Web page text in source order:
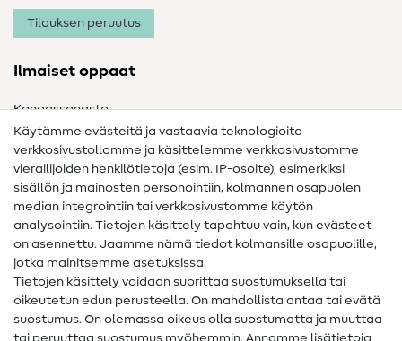
Tilauksen peruutus
Ilmaiset oppaat
Kangassanasto
Ompelusanasto
Ompeluohjeet
Apua ja yhteystiedot
Yhteystiedot
Tietoa omistajanvaihdoksesta
Käytämme evästeitä ja vastaavia teknologioita
verkkosivustollamme ja käsittelemme verkkosivustomme
vierailijoiden henkilötietoja (esim. IP-osoite), esimerkiksi
sisällön ja mainosten personointiin, kolmannen osapuolen
median integrointiin tai verkkosivustomme käytön
analysointiin. Tietojen käsittely tapahtuu vain, kun evästeet
on asennettu. Jaamme nämä tiedot kolmansille osapuolille,
jotka mainitsemme asetuksissa.
Tietojen käsittely voidaan suorittaa suostumuksella tai
oikeutetun edun perusteella. On mahdollista antaa tai evätä
suostumus. On olemassa oikeus olla suostumatta ja muuttaa
tai peruuttaa suostumus myöhemmin. Annamme lisätietoja